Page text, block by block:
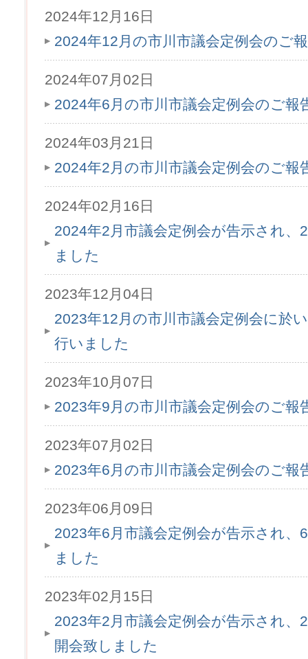
2024年12月16日
2024年12月の市川市議会定例会のご
2024年07月02日
2024年6月の市川市議会定例会のご報
2024年03月21日
2024年2月の市川市議会定例会のご報
2024年02月16日
2024年2月市議会定例会が告示され、
ました
2023年12月04日
2023年12月の市川市議会定例会に於
行いました
2023年10月07日
2023年9月の市川市議会定例会のご報
2023年07月02日
2023年6月の市川市議会定例会のご報
2023年06月09日
2023年6月市議会定例会が告示され、
ました
2023年02月15日
2023年2月市議会定例会が告示され、
開会致しました